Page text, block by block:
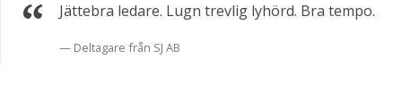
Jättebra ledare. Lugn trevlig lyhörd. Bra tempo.
Deltagare från SJ AB